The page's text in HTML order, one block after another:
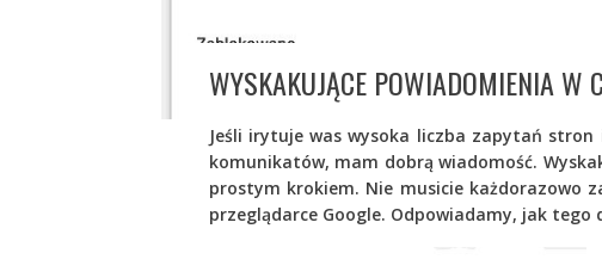
WYSKAKUJĄCE POWIADOMIENIA W
Jeśli irytuje was wysoka liczba zapytań
komunikatów, mam dobrą wiadomość.
prostym krokiem. Nie musicie każdorazowo
przeglądarce Google. Odpowiadamy, jak tego